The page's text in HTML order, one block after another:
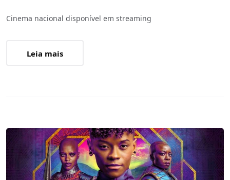
Cinema nacional disponível em streaming
Leia mais